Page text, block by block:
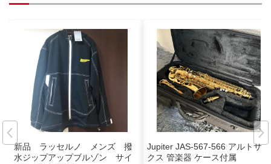
新品 ラッセルノ メンズ 撥
水ジップアップブルゾン サイ
Jupiter JAS-567-566 アルトサッ
クス 管楽器 ケース付属